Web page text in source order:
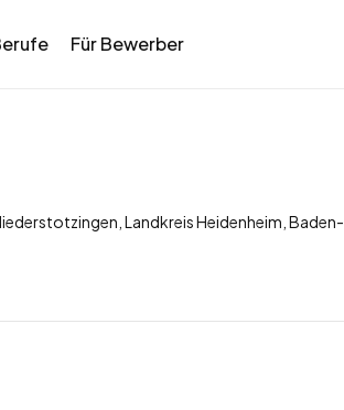
Für Bewerber
Landkreis Heidenheim, Baden-